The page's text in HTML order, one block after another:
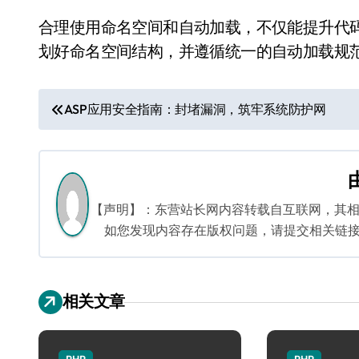
合理使用命名空间和自动加载，不仅能提升
划好命名空间结构，并遵循统一的自动加载
文
章
导
航
ASP应用安全指南：封堵漏洞，筑牢系统防护网
【声明】：东营站长网内容转载自互联网，
如您发现内容存在版权问题，请提交相关链
相关文章